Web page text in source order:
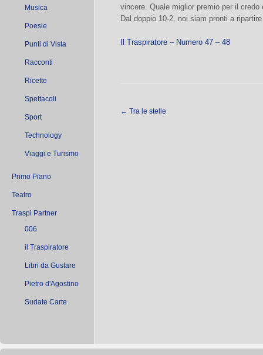
Musica
Poesie
Punti di Vista
Racconti
Ricette
Spettacoli
Sport
Technology
Viaggi e Turismo
Primo Piano
Teatro
Traspi Partner
006
il Traspiratore
Libri da Gustare
Pietro d'Agostino
Sudate Carte
vincere. Quale miglior premio per il
Dal doppio 10-2, noi siam pronti a
Il Traspiratore – Numero 47 – 48
← Tra le stelle